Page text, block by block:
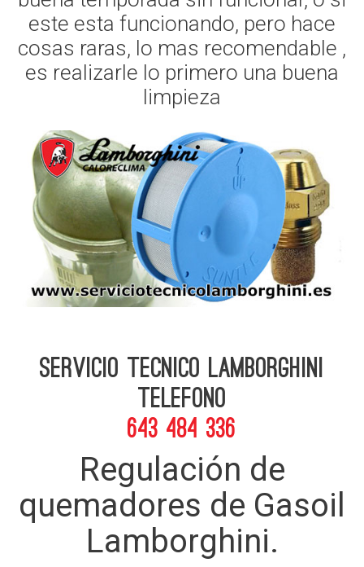
este esta funcionando, pero hace
cosas raras, lo mas recomendable ,
es realizarle lo primero una buena
limpieza
Servicio Tecnico Lamborghini
telefono
643 484 336
Regulación de
quemadores de Gasoil
Lamborghini.